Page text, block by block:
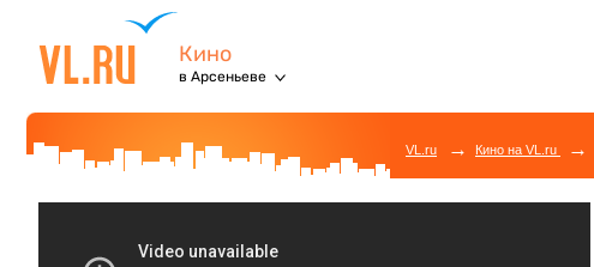
Кино
в Арсеньеве
VL.ru → Кино на VL.ru →